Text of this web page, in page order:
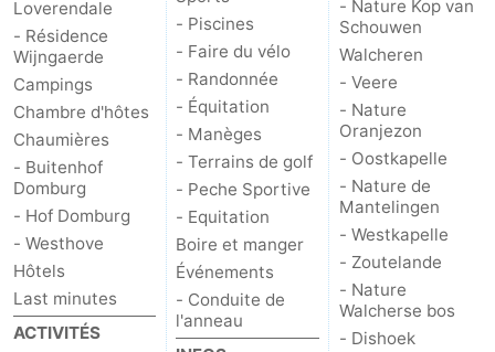
Loverendale
- Résidence
Wijngaerde
Campings
Chambre d'hôtes
Chaumières
- Buitenhof
Domburg
- Hof Domburg
- Westhove
Hôtels
Last minutes
ACTIVITÉS
- Piscines
- Faire du vélo
- Randonnée
- Équitation
- Manèges
- Terrains de golf
- Peche Sportive
- Equitation
Boire et manger
Événements
- Conduite de
l'anneau
- Nature Kop van
Schouwen
Walcheren
- Veere
- Nature
Oranjezon
- Oostkapelle
- Nature de
Mantelingen
- Westkapelle
- Zoutelande
- Nature
Walcherse bos
- Dishoek